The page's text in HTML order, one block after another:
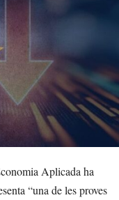
Aplicada ha
“una de les proves